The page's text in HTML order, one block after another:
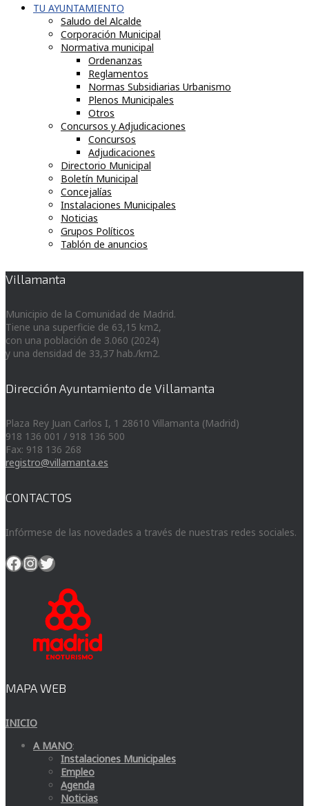
TU AYUNTAMIENTO
Saludo del Alcalde
Corporación Municipal
Normativa municipal
Ordenanzas
Reglamentos
Normas Subsidiarias Urbanismo
Plenos Municipales
Otros
Concursos y Adjudicaciones
Concursos
Adjudicaciones
Directorio Municipal
Boletín Municipal
Concejalías
Instalaciones Municipales
Noticias
Grupos Políticos
Tablón de anuncios
Villamanta
Municipio de la Comunidad de Madrid.
Tiene una superficie de 63,15 km2,
con una población de 3.060 (2024)
y una densidad de 33,37 hab./km2.
Dirección Ayuntamiento de Villamanta
Plaza Rey Juan Carlos I, 1 28610 Villamanta (Madrid)
918 136 001 / 918 136 500
Fax: 918 136 268
registro@villamanta.es
CONTACTOS
Infórmese de las novedades a través de nuestras redes sociales.
Facebook
Instagram
Twitter
MAPA WEB
INICIO
A MANO:
Instalaciones Municipales
Empleo
Agenda
Noticias